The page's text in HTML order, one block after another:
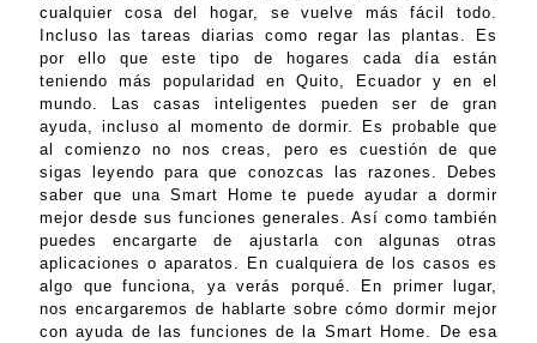
cualquier cosa del hogar, se vuelve más fácil todo.
Incluso las tareas diarias como regar las plantas. Es
por ello que este tipo de hogares cada día están
teniendo más popularidad en Quito, Ecuador y en el
mundo. Las casas inteligentes pueden ser de gran
ayuda, incluso al momento de dormir. Es probable que
al comienzo no nos creas, pero es cuestión de que
sigas leyendo para que conozcas las razones. Debes
saber que una Smart Home te puede ayudar a dormir
mejor desde sus funciones generales. Así como también
puedes encargarte de ajustarla con algunas otras
aplicaciones o aparatos. En cualquiera de los casos es
algo que funciona, ya verás porqué. En primer lugar,
nos encargaremos de hablarte sobre cómo dormir mejor
con ayuda de las funciones de la Smart Home. De esa